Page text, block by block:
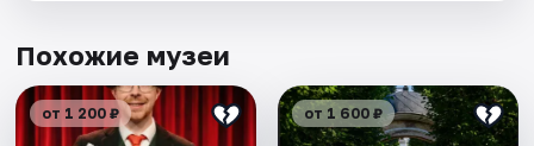
Похожие музеи
от 1 200 ₽ от 1 600 ₽